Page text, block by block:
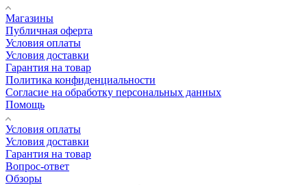
Магазины
Публичная оферта
Условия оплаты
Условия доставки
Гарантия на товар
Политика конфиденциальности
Согласие на обработку персональных данных
Помощь
Условия оплаты
Условия доставки
Гарантия на товар
Вопрос-ответ
Обзоры